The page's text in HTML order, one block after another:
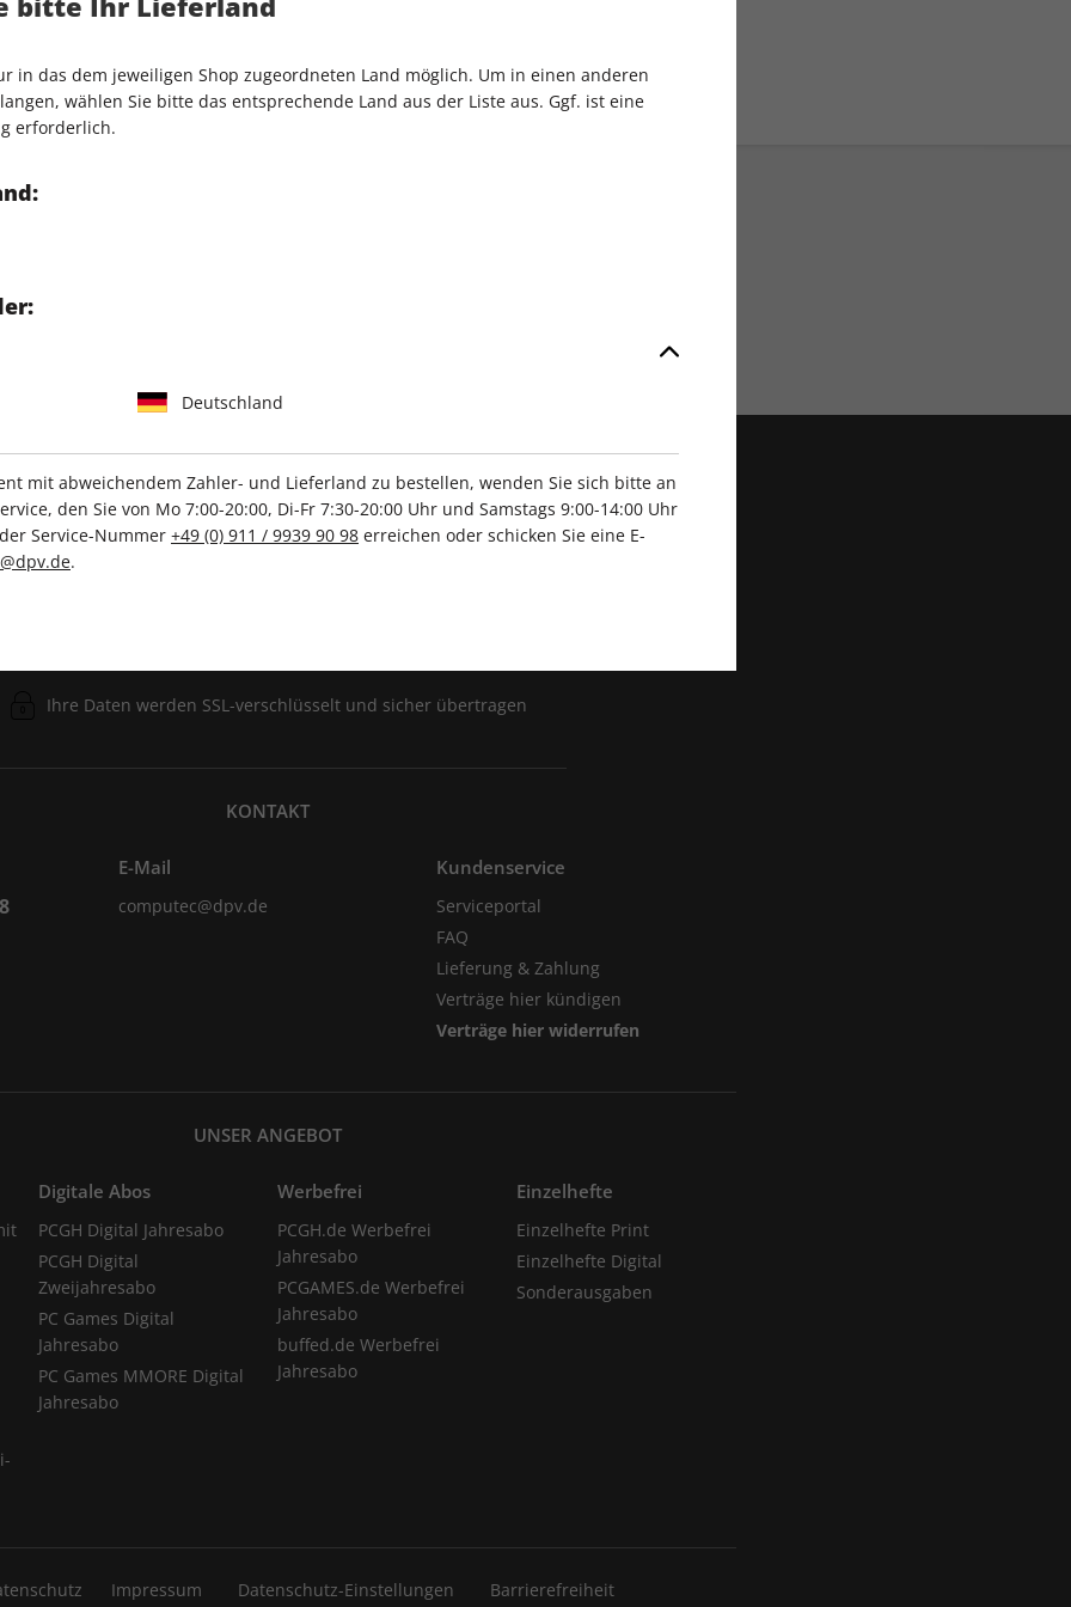
Exklusive Rabatte
ZAHLUNGSARTEN
Ihre Daten werden SSL-verschlüsselt und sicher übertragen
KONTAKT
E-Mail
computec@dpv.de
Kundenservice
Serviceportal
FAQ
Lieferung & Zahlung
Verträge hier kündigen
Verträge hier widerrufen
UNSER ANGEBOT
Digitale Abos
PCGH Digital Jahresabo
PCGH Digital
Zweijahresabo
PC Games Digital
Jahresabo
PC Games MMORE Digital
Jahresabo
Werbefrei
PCGH.de Werbefrei
Jahresabo
PCGAMES.de Werbefrei
Jahresabo
buffed.de Werbefrei
Jahresabo
Einzelhefte
Einzelhefte Print
Einzelhefte Digital
Sonderausgaben
Impressum Datenschutz-Einstellungen Barrierefreiheit
in das dem jeweiligen Shop zugeordneten Land möglich. Um in einen anderen
wählen Sie bitte das entsprechende Land aus der Liste aus. Ggf. ist eine
erforderlich.
Deutschland
mit abweichendem Zahler- und Lieferland zu bestellen, wenden Sie sich bitte an
den Sie von Mo 7:00-20:00, Di-Fr 7:30-20:00 Uhr und Samstags 9:00-14:00 Uhr
Service-Nummer +49 (0) 911 / 9939 90 98 erreichen oder schicken Sie eine E-
.